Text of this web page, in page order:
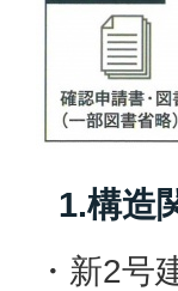
1.構造
・新2号